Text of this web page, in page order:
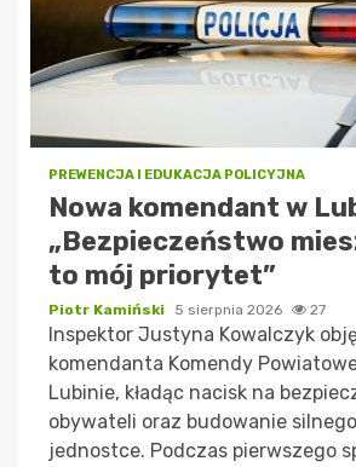
PREWENCJA I EDUKACJA POLICYJNA
Nowa komendant w
„Bezpieczeństwo
to mój priorytet”
Piotr Kamiński 5 sierpnia 2026 27
Inspektor Justyna Kowalczyk
komendanta Komendy
Lubinie, kładąc nacisk na
obywateli oraz budowanie
jednostce. Podczas pierwszego